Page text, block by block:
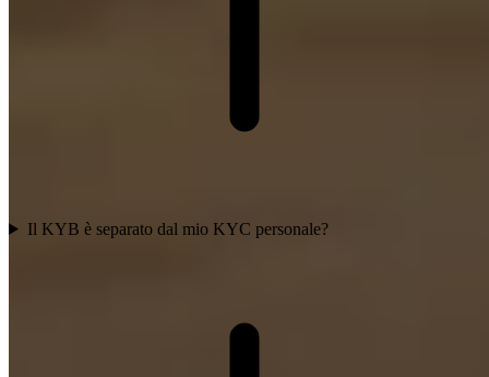
Il KYB è separato dal mio KYC personale?